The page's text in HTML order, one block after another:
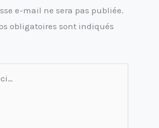
e-mail ne sera pas publiée.
obligatoires sont indiqués